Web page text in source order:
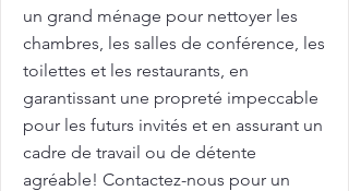
un grand ménage pour nettoyer les
chambres, les salles de conférence, les
toilettes et les restaurants, en
garantissant une propreté impeccable
pour les futurs invités et en assurant un
cadre de travail ou de détente
agréable! Contactez-nous pour un